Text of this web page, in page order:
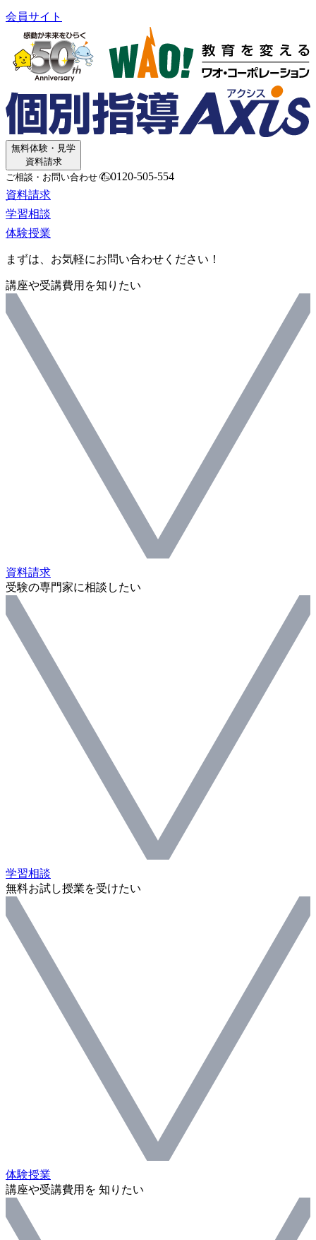
会員サイト
無料体験・見学
資料請求
ご相談・お問い合わせ
0120-505-554
資料請求
学習相談
体験授業
まずは、お気軽にお問い合わせください！
講座や受講費用を知りたい
資料請求
受験の専門家に相談したい
学習相談
無料お試し授業を受けたい
体験授業
講座や受講費用を 知りたい